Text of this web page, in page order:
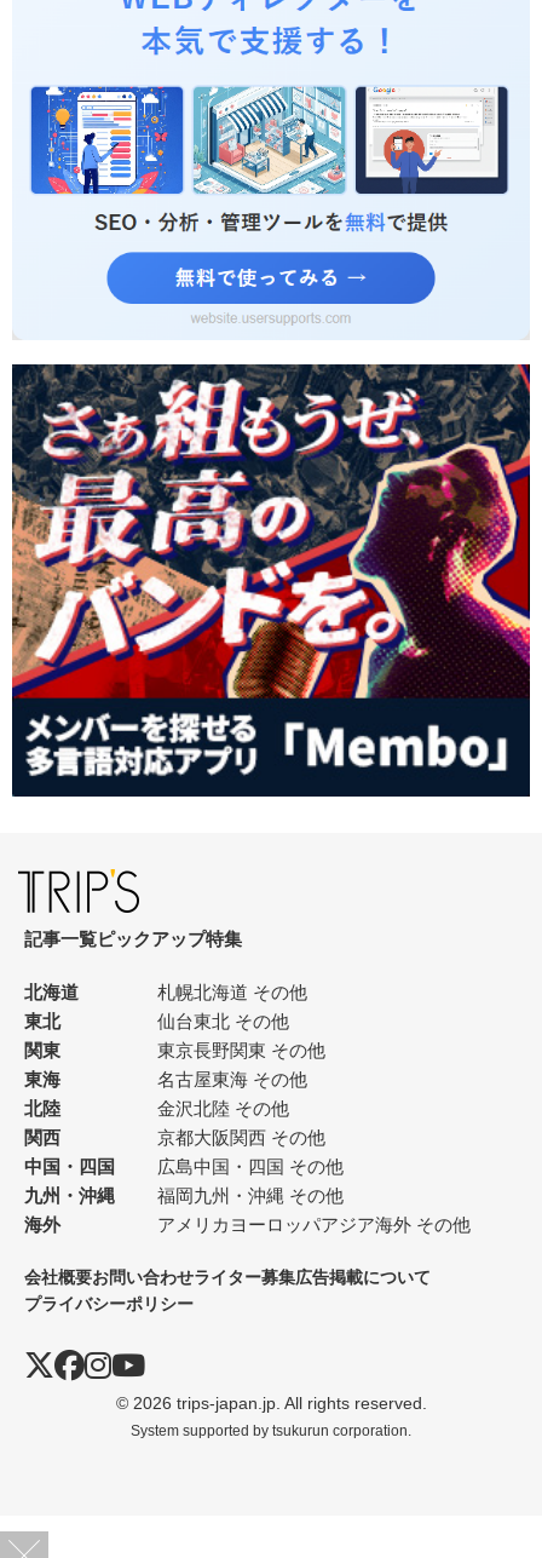
記事一覧ピックアップ特集
北海道 札幌北海道 その他
東北
仙台東北 その他
関東
東京長野関東 その他
東海
名古屋東海 その他
北陸
金沢北陸 その他
関西
京都大阪関西 その他
中国・四国
広島中国・四国 その他
九州・沖縄
福岡九州・沖縄 その他
海外
アメリカ ヨーロッパアジア海外 その他
会社概要お問い合わせライター募集広告掲載について
プライバシーポリシー
© 2026 trips-japan.jp. All rights reserved.
System supported by tsukurun corporation.